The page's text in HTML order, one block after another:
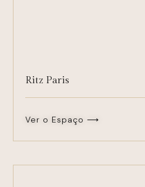
Ritz Paris
Ver o Espaço ⟶